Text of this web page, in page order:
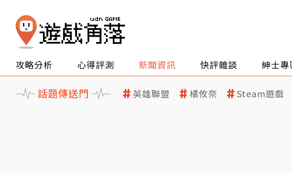
攻略分析 心得評測 新聞資訊 快評雜談 紳士專
話題傳送門 英雄聯盟 橘攸奈 Steam遊戲